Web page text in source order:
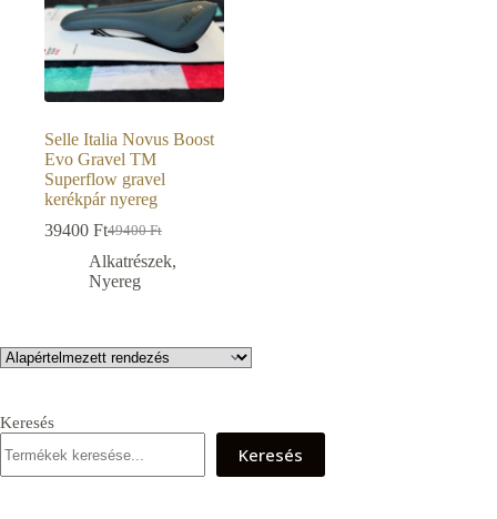
Selle Italia Novus Boost
Evo Gravel TM
Superflow gravel
kerékpár nyereg
49400Ft
Original
price
was:
39400 FtCurrent
price
is:
Alkatrészek,
Nyereg
Keresés
Keresés